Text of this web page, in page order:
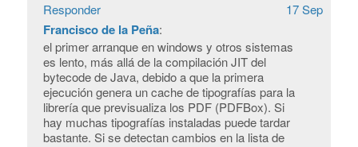
17 Sep
Responder
Francisco de la Peña:
el primer arranque en windows y otros sistemas
es lento, más allá de la compilación JIT del
bytecode de Java, debido a que la primera
ejecución genera un cache de tipografías para la
librería que previsualiza los PDF (PDFBox). Si
hay muchas tipografías instaladas puede tardar
bastante. Si se detectan cambios en la lista de